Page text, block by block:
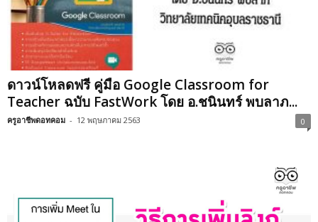
ดาวน์โหลดฟรี คู่มือ Google Classroom for
Teacher ฉบับ FastWork โดย อ.ชนินทร์ พบลาภ...
ครูอาชีพดอทคอม - 12 พฤษภาคม 2563 0